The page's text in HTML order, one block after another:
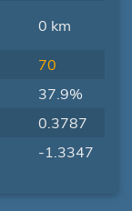
0 km
70
37.9%
0.3787
-1.3347